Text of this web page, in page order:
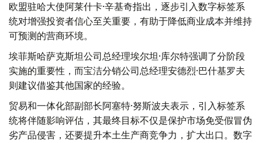
欧盟驻哈大使阿莱什卡·辛基奇指出，逐步引入数字标签系
统对增强投资者信心至关重要，有助于降低商业成本并维持
可预测的营商环境。
埃菲斯哈萨克斯坦公司总经理埃尔坦·库尔特强调了分阶段
实施的重要性，而宝洁分销公司总经理安德烈·巴什基罗夫
则建议借鉴其他国家的经验。
贸易和一体化部副部长阿塞特·努斯波夫表示，引入标签系
统将伴随影响评估，其最终目标不仅是保护市场免受假冒伪
劣产品侵害，还要提升本土生产商竞争力，扩大出口。数字